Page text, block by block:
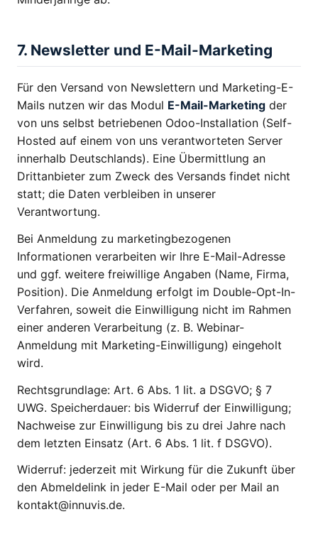
7. Newsletter und E-Mail-Marketing
Für den Versand von Newslettern und Marketing-E-
Mails nutzen wir das Modul E-Mail-Marketing der
von uns selbst betriebenen Odoo-Installation (Self-
Hosted auf einem von uns verantworteten Server
innerhalb Deutschlands). Eine Übermittlung an
Drittanbieter zum Zweck des Versands findet nicht
statt; die Daten verbleiben in unserer
Verantwortung.
Bei Anmeldung zu marketingbezogenen
Informationen verarbeiten wir Ihre E-Mail-Adresse
und ggf. weitere freiwillige Angaben (Name, Firma,
Position). Die Anmeldung erfolgt im Double-Opt-In-
Verfahren, soweit die Einwilligung nicht im Rahmen
einer anderen Verarbeitung (z. B. Webinar-
Anmeldung mit Marketing-Einwilligung) eingeholt
wird.
Rechtsgrundlage: Art. 6 Abs. 1 lit. a DSGVO; § 7
UWG. Speicherdauer: bis Widerruf der Einwilligung;
Nachweise zur Einwilligung bis zu drei Jahre nach
dem letzten Einsatz (Art. 6 Abs. 1 lit. f DSGVO).
Widerruf: jederzeit mit Wirkung für die Zukunft über
den Abmeldelink in jeder E-Mail oder per Mail an
kontakt@innuvis.de.